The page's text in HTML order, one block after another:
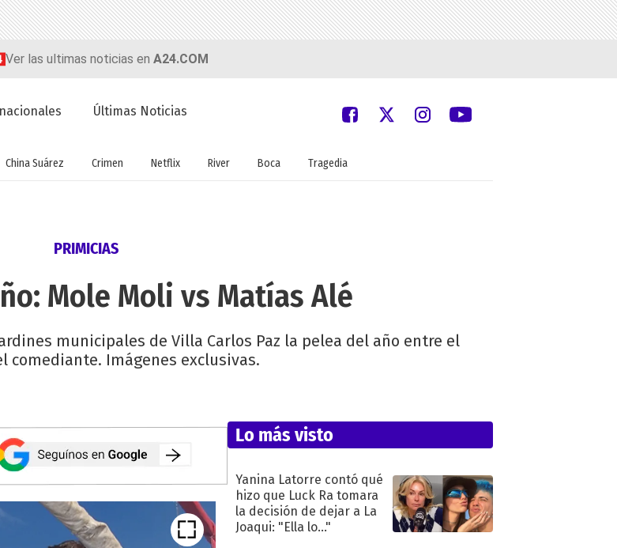
Ver las ultimas noticias en A24.COM
Últimas Noticias
China Suárez Crimen Netflix River Boca Tragedia
PRIMICIAS
Mole Moli vs Matías Alé
municipales de Villa Carlos Paz la pelea del año entre el
comediante. Imágenes exclusivas.
Lo más visto
Yanina Latorre contó qué
hizo que Luck Ra tomara
la decisión de dejar a La
Joaqui: "Ella lo..."